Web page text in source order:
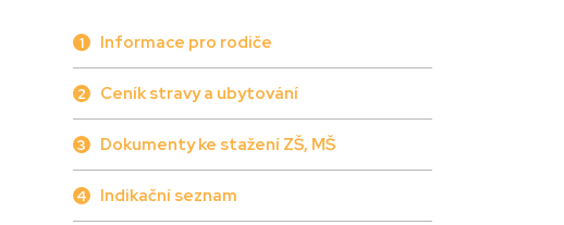
1 Informace pro rodiče
2 Ceník stravy a ubytování
3 Dokumenty ke stažení ZŠ, MŠ
4 Indikační seznam